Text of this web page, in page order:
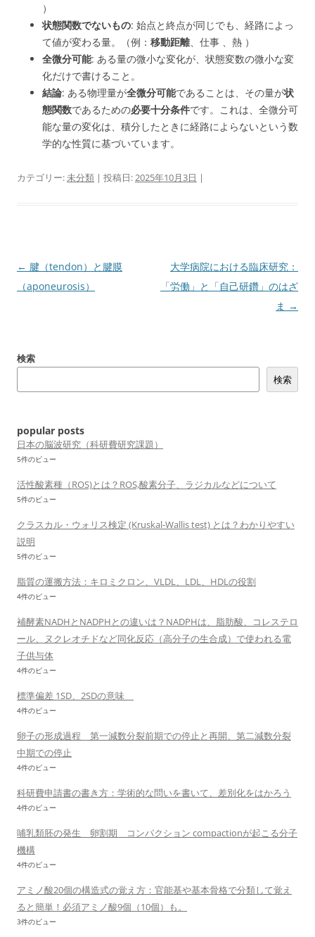
）
状態関数でないもの: 始点と終点が同じでも、経路によっ
て値が変わる量。（例： 移動距離、仕事 、熱 ）
全微分可能: ある量の微小な変化が、状態変数の微小な変
化だけで書けること。
結論: ある物理量が全微分可能であることは、その量が状
態関数であるための必要十分条件です。これは、全微分可
能な量の変化は、積分したときに経路によらないという数
学的な性質に基づいています。
カテゴリー:未分類 | 投稿日:2025年10月3日 |
投
稿
ー
← 腱（tendon）と腱膜
（aponeurosis）
大学病院における臨床研究：
「労働」と「自己研鑽」のはざ
ま →
検索
検索
popular posts
日本の脳波研究（科研費研究課題）
5件のビュー
活性酸素種（ROS)とは？ROS,酸素分子、ラジカルなどについて
5件のビュー
クラスカル・ウォリス検定 (Kruskal-Wallis test) とは？わかりやすい
説明
5件のビュー
脂質の運搬方法：キロミクロン、VLDL、LDL、HDLの役割
4件のビュー
補酵素NADHとNADPHとの違いは？NADPHは、脂肪酸、コレステロ
ール、ヌクレオチドなど同化反応（高分子の生合成）で使われる電
子供与体
4件のビュー
標準偏差 1SD、2SDの意味
4件のビュー
卵子の形成過程 第一減数分裂前期での停止と再開、第二減数分裂
中期での停止
4件のビュー
科研費申請書の書き方：学術的な問いを書いて、差別化をはかろう
4件のビュー
哺乳類胚の発生 卵割期 コンパクション compactionが起こる分子
機構
4件のビュー
アミノ酸20個の構造式の覚え方：官能基や基本骨格で分類して覚え
ると簡単！必須アミノ酸9個（10個）も。
3件のビュー